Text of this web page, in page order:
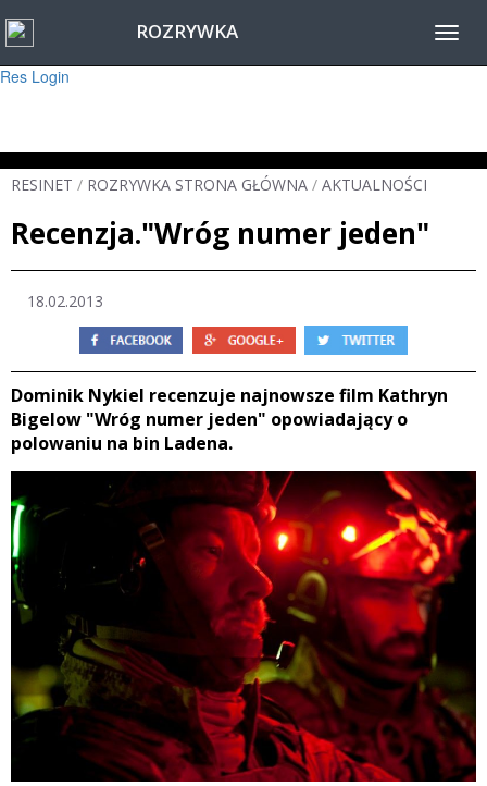
Warning
: session_start(): Failed to read session data: user (path: ) in
Res Login
ROZRYWKA
RESINET / ROZRYWKA STRONA GŁÓWNA / AKTUALNOŚCI
Recenzja."Wróg numer jeden"
18.02.2013
Dominik Nykiel recenzuje najnowsze film Kathryn
Bigelow "Wróg numer jeden" opowiadający o
polowaniu na bin Ladena.